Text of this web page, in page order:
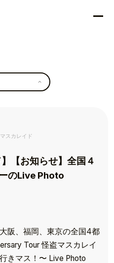
スカレイド
【お知らせ】全国４
のLive Photo
阪、福岡、東京の全国4都
Tour 怪盗マスカレイ
きマス！〜 Live Photo